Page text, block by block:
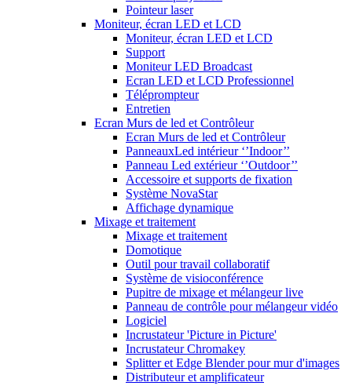
Pointeur laser
Moniteur, écran LED et LCD
Moniteur, écran LED et LCD
Support
Moniteur LED Broadcast
Ecran LED et LCD Professionnel
Téléprompteur
Entretien
Ecran Murs de led et Contrôleur
Ecran Murs de led et Contrôleur
PanneauxLed intérieur ‘’Indoor’’
Panneau Led extérieur ‘’Outdoor’’
Accessoire et supports de fixation
Système NovaStar
Affichage dynamique
Mixage et traitement
Mixage et traitement
Domotique
Outil pour travail collaboratif
Système de visioconférence
Pupitre de mixage et mélangeur live
Panneau de contrôle pour mélangeur vidéo
Logiciel
Incrustateur 'Picture in Picture'
Incrustateur Chromakey
Splitter et Edge Blender pour mur d'images
Distributeur et amplificateur